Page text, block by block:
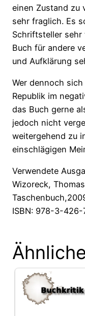
einen Zustand zu
sehr fraglich. Es
Schriftsteller
Buch für andere
und Aufklärung
Wer dennoch
Republik im
das Buch gerne
jedoch nicht
weitergehend zu
einschlägigen
Verwendete
Wizoreck,
ISBN: 978-3-